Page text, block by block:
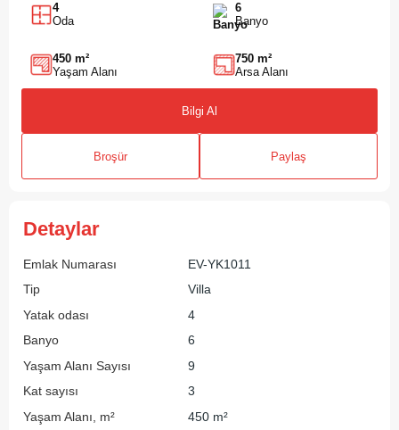
4
Oda
6
Banyo
450 m²
Yaşam Alanı
750 m²
Arsa Alanı
Bilgi Al
Broşür Paylaş
Detaylar
Emlak Numarası
EV-YK1011
Tip
Villa
Yatak odası
4
Banyo
6
Yaşam Alanı Sayısı
9
Kat sayısı
3
Yaşam Alanı, m²
450 m²